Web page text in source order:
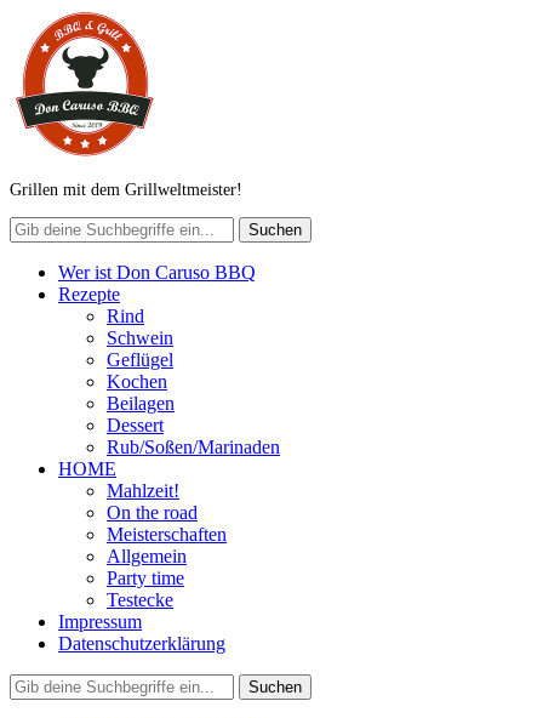
Grillen mit dem Grillweltmeister!
Wer ist Don Caruso BBQ
Rezepte
Rind
Schwein
Geflügel
Kochen
Beilagen
Dessert
Rub/Soßen/Marinaden
HOME
Mahlzeit!
On the road
Meisterschaften
Allgemein
Party time
Testecke
Impressum
Datenschutzerklärung